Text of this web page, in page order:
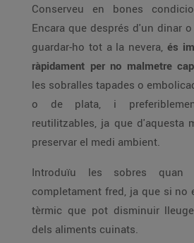
Conserveu en bones
Encara que després d'un dinar
guardar-ho tot a la nevera, és
ràpidament per no malmetre
les sobralles tapades o
o de plata, i
reutilitzables, ja que d'aquesta
preservar el medi ambient.
Introduïu les sobres quan
completament fred, ja que si no
tèrmic que pot disminuir
dels aliments cuinats.